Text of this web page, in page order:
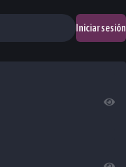
Iniciar sesión